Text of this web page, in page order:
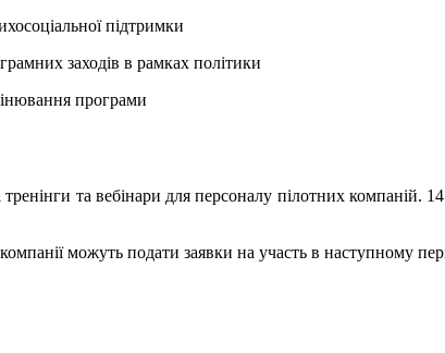
підтримки
заходів в рамках політики
програми
тренінги та вебінари для персоналу пілотних
компанії можуть подати заявки на участь в наступному